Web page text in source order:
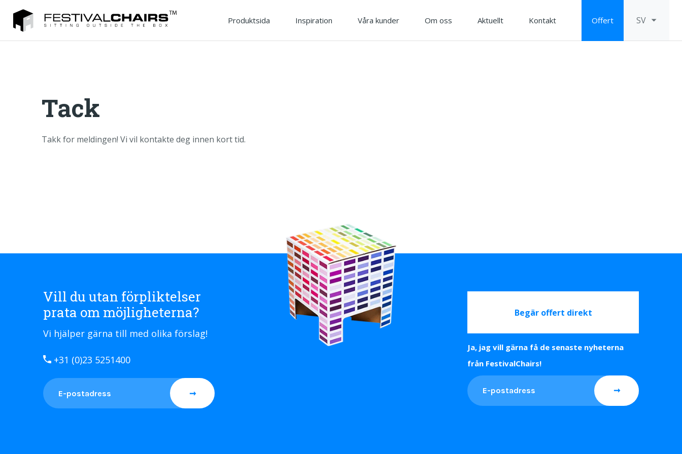
Produktsida Inspiration Våra kunder Om oss Aktuellt Kontakt Offert SV
Tack
Takk for meldingen! Vi vil kontakte deg innen kort tid.
Vill du utan förpliktelser
prata om möjligheterna?
Vi hjälper gärna till med olika förslag!
+31 (0)23 5251400
Begär offert direkt
Ja, jag vill gärna få de senaste nyheterna
från FestivalChairs!